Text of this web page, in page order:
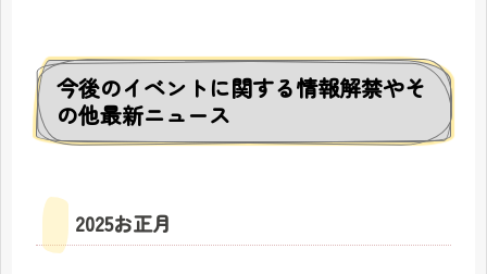
今後のイベントに関する情報解禁やそ
の他最新ニュース
2025お正月